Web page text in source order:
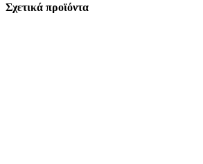
Σχετικά προϊόντα